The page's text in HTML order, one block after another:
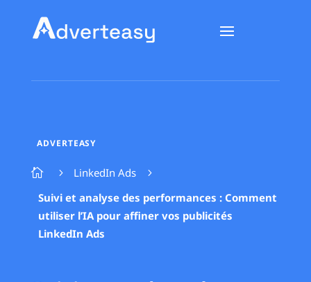
ADVERTEASY
 5 LinkedIn Ads 5
Suivi et analyse des performances : Comment
utiliser l’IA pour affiner vos publicités
LinkedIn Ads